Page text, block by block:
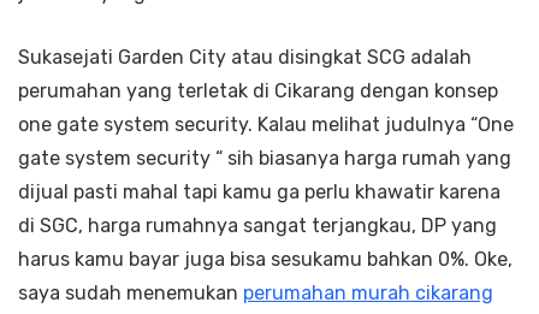
Sukasejati Garden City atau disingkat SCG adalah
perumahan yang terletak di Cikarang dengan konsep
one gate system security. Kalau melihat judulnya “One
gate system security “ sih biasanya harga rumah yang
dijual pasti mahal tapi kamu ga perlu khawatir karena
di SGC, harga rumahnya sangat terjangkau, DP yang
harus kamu bayar juga bisa sesukamu bahkan 0%. Oke,
saya sudah menemukan perumahan murah cikarang